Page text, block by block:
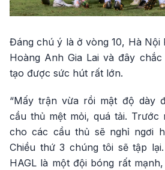
Đáng chú ý là ở vòng 10, Hà Nội
Hoàng Anh Gia Lai và đây
tạo được sức hút rất lớn.
“Mấy trận vừa rồi mật độ dày
cầu thủ mệt mỏi, quá tải. Trước
cho các cầu thủ sẽ nghỉ ngơi
Chiều thứ 3 chúng tôi sẽ tập
HAGL là một đội bóng rất